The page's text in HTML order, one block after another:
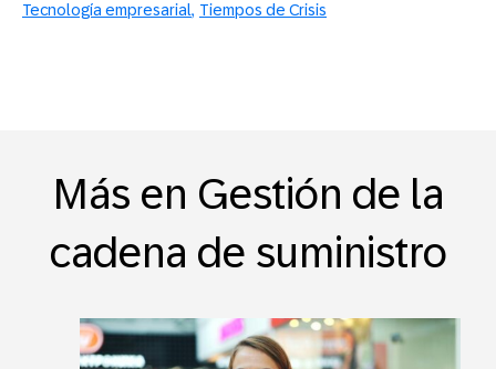
Tecnología empresarial Tiempos de Crisis
Más en Gestión de la
cadena de suministro